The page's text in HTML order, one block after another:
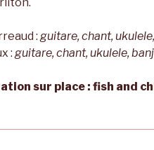
: guitare, chant,
: guitare, chant, ukulele,
sur place : fish and